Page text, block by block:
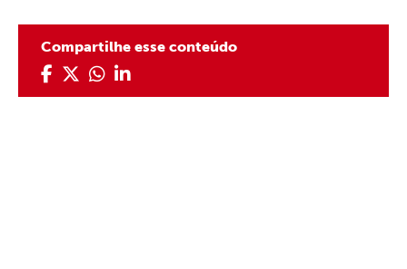
Compartilhe esse conteúdo